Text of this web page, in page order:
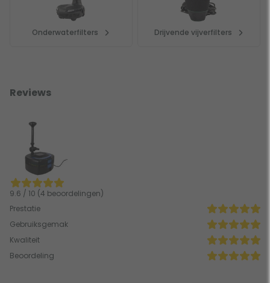
Onderwaterfilters Drijvende vijverfilters
Reviews
9.6 / 10 (4 beoordelingen)
Prestatie
Gebruiksgemak
Kwaliteit
Beoordeling